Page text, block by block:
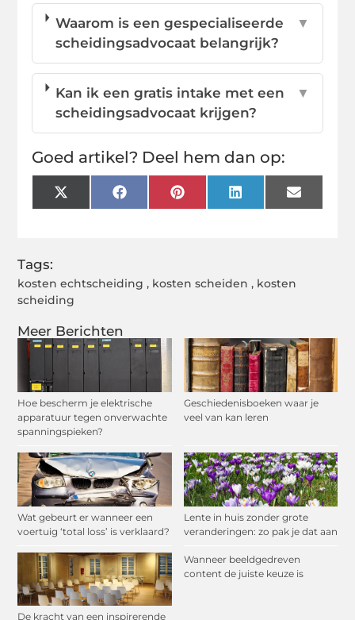
Meer Berichten
Hoe bescherm je elektrische
apparatuur tegen onverwachte
spanningspieken?
Geschiedenisboeken waar je
veel van kan leren
Wat gebeurt er wanneer een
voertuig ‘total loss’ is verklaard?
Lente in huis zonder grote
veranderingen: zo pak je dat aan
De kracht van een inspirerende
Wanneer beeldgedreven
content de juiste keuze is
Waarom is een gespecialiseerde
scheidingsadvocaat belangrijk?
▼
Kan ik een gratis intake met een
scheidingsadvocaat krijgen?
▼
Goed artikel? Deel hem dan op:
X
(Twitter)
FacebookPinterestLinkedInEmail
Tags:
kosten echtscheiding , kosten scheiden , kosten
scheiding